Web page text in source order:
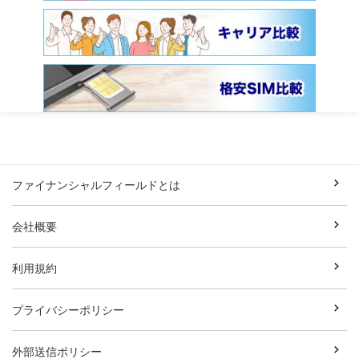
ファイナンシャルフィールドとは
会社概要
利用規約
プライバシーポリシー
外部送信ポリシー